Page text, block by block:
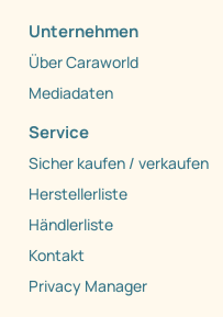
Unternehmen
Über Caraworld
Mediadaten
Service
Sicher kaufen / verkaufen
Herstellerliste
Händlerliste
Kontakt
Privacy Manager